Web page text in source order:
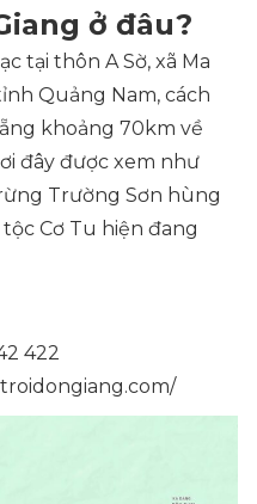
ở đâu?
tại thôn A Sờ, xã Ma
Quảng Nam, cách
khoảng 70km về
đây được xem như
Trường Sơn hùng
Cơ Tu hiện đang
422